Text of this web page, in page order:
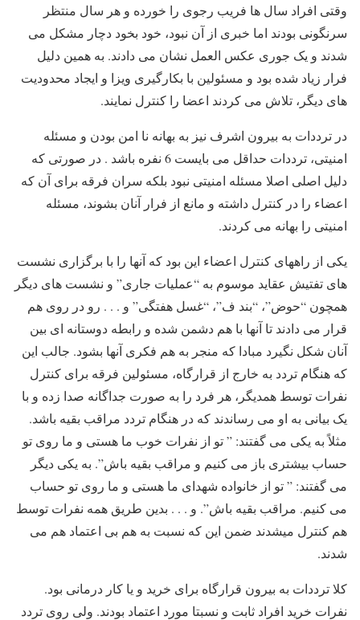
وقتی افراد سال ها فریب رجوی را خورده و هر سال منتظر
سرنگونی بودند اما خبری از آن نبود، خود بخود دچار مشکل می
شدند و یک جوری عکس العمل نشان می دادند. به همین دلیل
فرار زیاد شده بود و مسئولین با بکارگیری ویزا و ایجاد محدودیت
های دیگر، تلاش می کردند اعضا را کنترل نمایند.
در ترددات به بیرون اشرف نیز به بهانه نا امن بودن و مسئله
امنیتی، ترددات حداقل می بایست 6 نفره باشد . در صورتی که
دلیل اصلی اصلا مسئله امنیتی نبود بلکه سران فرقه برای آن که
اعضاء را در کنترل داشته و مانع از فرار آنان بشوند، مسئله
امنیتی را بهانه می کردند.
یکی از راههای کنترل اعضاء این بود که آنها را با برگزاری نشست
های تفتیش عقاید موسوم به “عملیات جاری” و نشست های دیگر
همچون “حوض”، “بند ف”، “غسل هفتگی” و . . . رو در روی هم
قرار می دادند تا آنها با هم دشمن شده و رابطه دوستانه ای بین
آنان شکل نگیرد مبادا که منجر به هم فکری آنها بشود. جالب این
که هنگام تردد به خارج از قرارگاه، مسئولین فرقه برای کنترل
نفرات توسط همدیگر، هر فرد را به صورت جداگانه صدا زده و با
یک بیانی به او می رساندند که در هنگام تردد مراقب بقیه باشد.
مثلاً به یکی می گفتند: ” تو از نفرات خوب ما هستی و ما روی تو
حساب بیشتری باز می کنیم و مراقب بقیه باش”. به یکی دیگر
می گفتند: ” تو از خانواده شهدای ما هستی و ما روی تو حساب
می کنیم. مراقب بقیه باش”. و . . . بدین طریق همه نفرات توسط
هم کنترل میشدند ضمن این که نسبت به هم بی اعتماد هم می
شدند.
کلا ترددات به بیرون قرارگاه برای خرید و یا کار درمانی بود.
نفرات خرید افراد ثابت و نسبتا مورد اعتماد بودند. ولی روی تردد